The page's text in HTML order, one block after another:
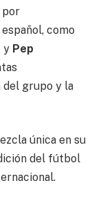
por
como
y Pep
del grupo y la
única en su
del fútbol